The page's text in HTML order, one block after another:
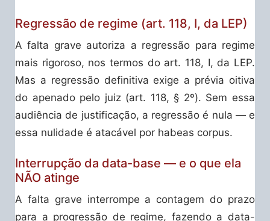
Regressão de regime (art. 118, I, da LEP)
A falta grave autoriza a regressão para regime
mais rigoroso, nos termos do art. 118, I, da LEP.
Mas a regressão definitiva exige a prévia oitiva
do apenado pelo juiz (art. 118, § 2º). Sem essa
audiência de justificação, a regressão é nula — e
essa nulidade é atacável por habeas corpus.
Interrupção da data-base — e o que ela
NÃO atinge
A falta grave interrompe a contagem do prazo
para a progressão de regime, fazendo a data-